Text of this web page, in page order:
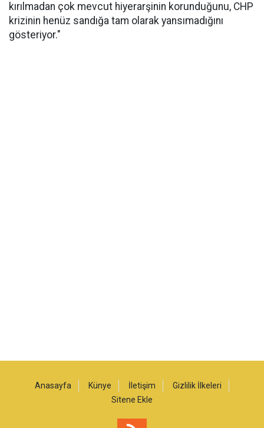
kırılmadan çok mevcut hiyerarşinin korunduğunu, CHP
krizinin henüz sandığa tam olarak yansımadığını
gösteriyor."
Anasayfa Künye İletişim
Gizlilik İlkeleri
Sitene Ekle